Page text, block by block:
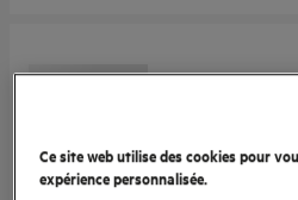
Ce site web utilise des cookies pour
expérience personnalisée.